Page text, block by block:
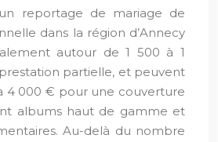
reportage de mariage de
dans la région d’Annecy
autour de 1 500 à 1
partielle, et peuvent
4 000 € pour une couverture
albums haut de gamme et
Au-delà du nombre